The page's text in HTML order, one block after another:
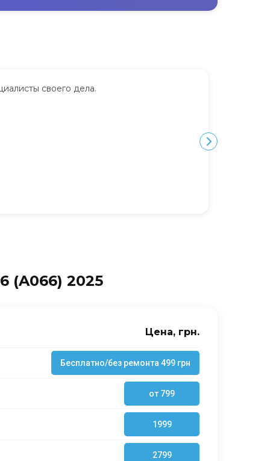
своего дела.
(A066) 2025
Цена, грн.
Бесплатно/без ремонта 499 грн
от 799
1999
2799